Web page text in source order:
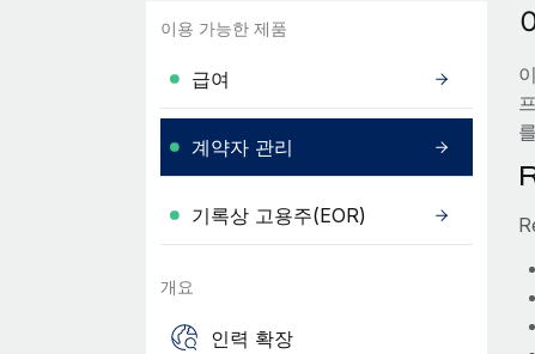
이용 가능한 제품
급여
계약자 관리
기록상 고용주(EOR)
개요
인력 확장